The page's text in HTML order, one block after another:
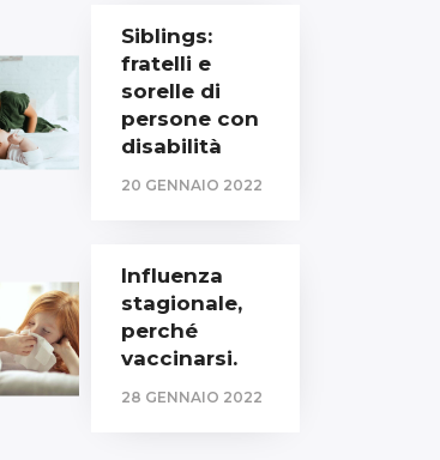
Siblings:
fratelli e
sorelle di
persone con
disabilità
20 GENNAIO 2022
Influenza
stagionale,
perché
vaccinarsi.
28 GENNAIO 2022